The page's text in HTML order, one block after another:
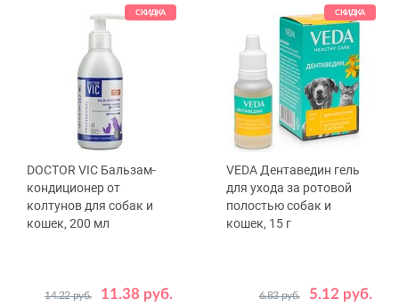
СКИДКА
DOCTOR VIC Бальзам-
кондиционер от
колтунов для собак и
кошек, 200 мл
11.38 руб.
14.22 руб.
СКИДКА
VEDA Дентаведин гель
для ухода за ротовой
полостью собак и
кошек, 15 г
5.12 руб.
6.83 руб.